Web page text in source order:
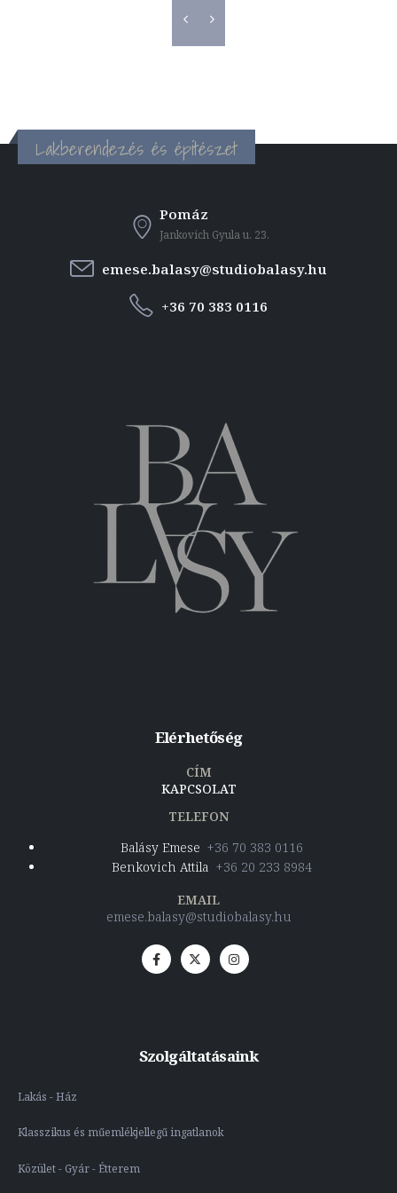
Lakberendezés és építészet
Pomáz
Jankovich Gyula u. 23.
emese.balasy@studiobalasy.hu
+36 70 383 0116
Elérhetőség
CÍM
KAPCSOLAT
TELEFON
Balásy Emese +36 70 383 0116
Benkovich Attila +36 20 233 8984
EMAIL
emese.balasy@studiobalasy.hu
Szolgáltatásaink
Lakás - Ház
Klasszikus és műemlékjellegű ingatlanok
Közület - Gyár - Étterem